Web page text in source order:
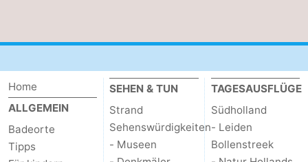
Natur
Duin
-
Katwijk
-
Home
ALLGEMEIN
Badeorte
Tipps
SEHEN & TUN
Strand
Sehenswürdigkeiten
- Museen
TAGESAUSFLÜGE
Südholland
- Leiden
Bollenstreek